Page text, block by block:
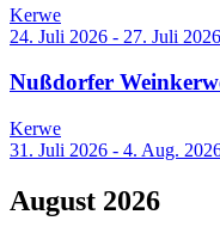
Kerwe
24. Juli 2026 - 27. Juli 2026
Nußdorfer
Kerwe
31. Juli 2026 - 4. Aug.
August 2026